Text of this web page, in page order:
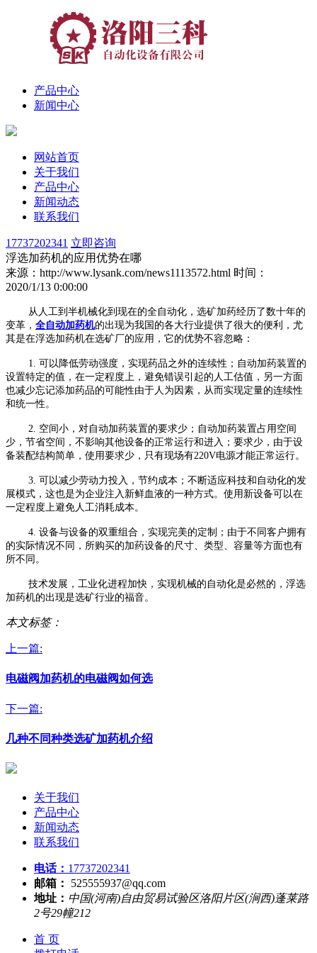
产品中心
新闻中心
网站首页
关于我们
产品中心
新闻动态
联系我们
17737202341 立即咨询
浮选加药机的应用优势在哪
来源：http://www.lysank.com/news1113572.html 时间：
2020/1/13 0:00:00
从人工到半机械化到现在的全自动化，选矿加药经历了数十年的
变革， 全自动加药机的出现为我国的各大行业提供了很大的便利，尤
其是在浮选加药机在选矿厂的应用，它的优势不容忽略：
1. 可以降低劳动强度，实现药品之外的连续性；自动加药装置的
设置特定的值，在一定程度上，避免错误引起的人工估值，另一方面
也减少忘记添加药品的可能性由于人为因素，从而实现定量的连续性
和统一性。
2. 空间小，对自动加药装置的要求少；自动加药装置占用空间
少，节省空间，不影响其他设备的正常运行和进入；要求少，由于设
备装配结构简单，使用要求少，只有现场有220V电源才能正常运行。
3. 可以减少劳动力投入，节约成本；不断适应科技和自动化的发
展模式，这也是为企业注入新鲜血液的一种方式。使用新设备可以在
一定程度上避免人工消耗成本。
4. 设备与设备的双重组合，实现完美的定制；由于不同客户拥有
的实际情况不同，所购买的加药设备的尺寸、类型、容量等方面也有
所不同。
技术发展，工业化进程加快，实现机械的自动化是必然的，浮选
加药机的出现是选矿行业的福音。
本文标签：
上一篇:
电磁阀加药机的电磁阀如何选
下一篇:
几种不同种类选矿加药机介绍
关于我们
产品中心
新闻动态
联系我们
电话： 17737202341
邮箱：
525555937@qq.com
地址： 中国(河南)自由贸易试验区洛阳片区(涧西)蓬莱路
2号29幢212
首 页